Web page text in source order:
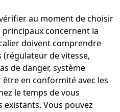
au moment de choisir
principaux concernent la
doivent comprendre
de vitesse,
de danger, système
être en conformité avec les
le temps de vous
Vous pouvez